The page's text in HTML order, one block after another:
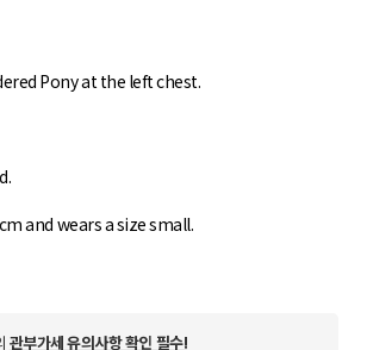
Pony at the left chest.
and wears a size small.
관부가세 유의사항 확인 필수!